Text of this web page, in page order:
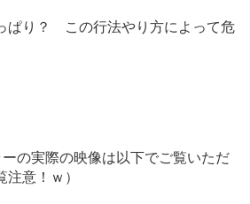
ぱり？ この行法やり方によって危
の実際の映像は以下でご覧いただ
意！ｗ）